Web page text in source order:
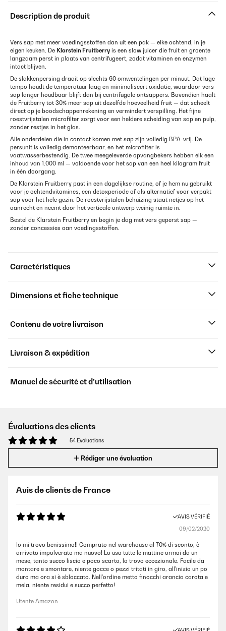
Description de produit
Vers sap met meer voedingsstoffen dan uit een pak — elke ochtend, in je
eigen keuken. De Klarstein Fruitberry is een slow juicer die fruit en groente
langzaam perst in plaats van centrifugeert, zodat vitaminen en enzymen
intact blijven.
De slakkenpersing draait op slechts 60 omwentelingen per minuut. Dat lage
tempo houdt de temperatuur laag en minimaliseert oxidatie, waardoor vers
sap langer houdbaar blijft dan bij centrifugale ontsappers. Bovendien haalt
de Fruitberry tot 30% meer sap uit dezelfde hoeveelheid fruit — dat scheelt
direct op je boodschappenrekening en vermindert verspilling. Het fijne
roestvrijstalen microfilter zorgt voor een heldere scheiding van sap en pulp,
zonder restjes in het glas.
Alle onderdelen die in contact komen met sap zijn volledig BPA-vrij. De
persunit is volledig demonteerbaar, en het microfilter is
vaatwasserbestendig. De twee meegeleverde opvangbekers hebben elk een
inhoud van 1.000 ml — voldoende voor het sap van een heel kilogram fruit
in één doorgang.
De Klarstein Fruitberry past in een dagelijkse routine, of je hem nu gebruikt
voor je ochtendvitamines, een detoxperiode of als alternatief voor verpakt
sap voor het hele gezin. De roestvrijstalen behuizing staat netjes op het
aanrecht en neemt door het verticale ontwerp weinig ruimte in.
Bestel de Klarstein Fruitberry en begin je dag met vers geperst sap —
zonder concessies aan voedingsstoffen.
Caractéristiques
Dimensions et fiche technique
Contenu de votre livraison
Livraison & expédition
Manuel de sécurité et d’utilisation
Évaluations des clients
54 Evaluations
Rédiger une évaluation
Avis de clients de France
AVIS VÉRIFIÉ
09/02/2020
Io mi trovo benissimo!! Comprato nel warehouse al 70% di sconto, è
arrivato impolverato ma nuovo! Lo uso tutte le mattine ormai da un
mese, tanto succo liscio e poco scarto, lo trovo eccezionale. Facile da
montare e smontare, niente gocce o pezzi tritati in giro, all'inizio un po
duro ma ora si è sbloccato. Nell'ordine metto finocchi arancia carota e
mela, niente residui e succo perfetto!
Utente Amazon